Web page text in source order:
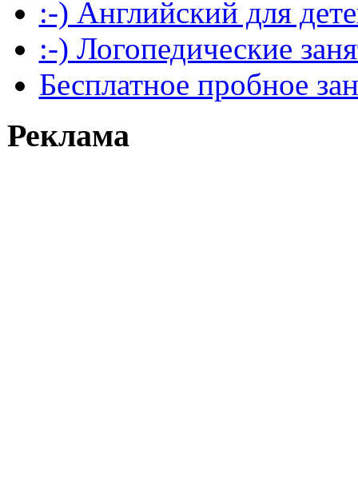
:-) Английский для
:-) Логопедические
Бесплатное пробное
Реклама